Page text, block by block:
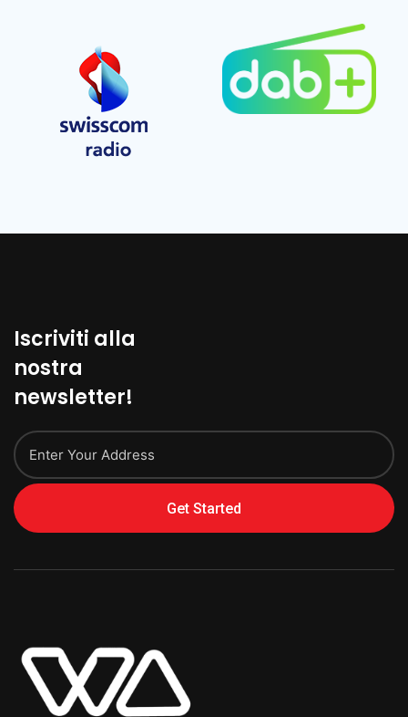
Iscriviti alla
nostra
newsletter!
Get Started